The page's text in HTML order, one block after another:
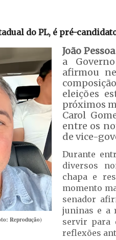
do PL, é pré-
Reprodução)
João
a
afirmou
eleições
próximos
Carol
entre os
de vice-
Durante
diversos
chapa e
momento
senador
juninas e a
servir para
reflexões